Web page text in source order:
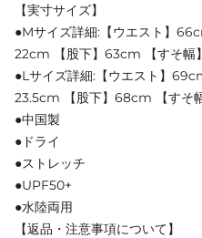
【実寸サイズ】
●Mサイズ詳細:【ウエスト】
22cm 【股下】63cm 【すそ
●Lサイズ詳細:【ウエスト】
23.5cm 【股下】68cm 【すそ
●中国製
●ドライ
●ストレッチ
●UPF50+
●水陸両用
【返品・注意事項について】